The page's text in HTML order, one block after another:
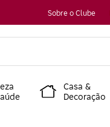
Sobre o Clube
Casa &
Decoração